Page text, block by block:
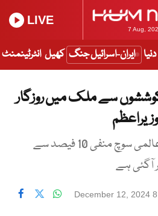
7 Aug,
LIVE
دنیا ایران-اسرائیل جنگ کھیل انٹرٹینمنٹ
سے ملک میں روزگار
پاکستان کے بارے میں عالمی سوچ منفی 10 فیصد سے
December 12, 2024